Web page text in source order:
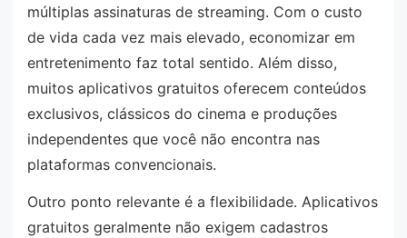
múltiplas assinaturas de streaming. Com o custo
de vida cada vez mais elevado, economizar em
entretenimento faz total sentido. Além disso,
muitos aplicativos gratuitos oferecem conteúdos
exclusivos, clássicos do cinema e produções
independentes que você não encontra nas
plataformas convencionais.
Outro ponto relevante é a flexibilidade. Aplicativos
gratuitos geralmente não exigem cadastros